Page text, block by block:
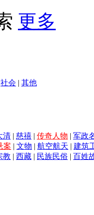
更多
社会 | 其他
清 | 慈禧 | 传奇人物 | 军政
案 | 文物 | 航空航天 | 建筑
教 | 西藏 | 民族民俗 | 百姓